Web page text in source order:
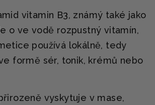
vitamin B3, známý také jako
o ve vodě rozpustný vitamín,
používá lokálně, tedy
formě sér, tonik, krémů nebo
vyskytuje v mase,